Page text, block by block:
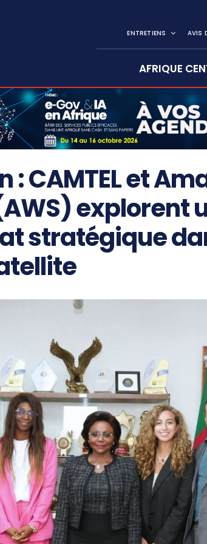
ENTRETIENS AVIS
AFRIQUE
: CAMTEL et
explorent
stratégique